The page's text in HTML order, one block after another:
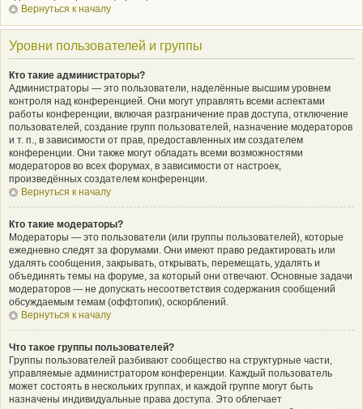
Вернуться к началу
Уровни пользователей и группы
Кто такие администраторы?
Администраторы — это пользователи, наделённые высшим уровнем
контроля над конференцией. Они могут управлять всеми аспектами
работы конференции, включая разграничение прав доступа, отключение
пользователей, создание групп пользователей, назначение модераторов
и т. п., в зависимости от прав, предоставленных им создателем
конференции. Они также могут обладать всеми возможностями
модераторов во всех форумах, в зависимости от настроек,
произведённых создателем конференции.
Вернуться к началу
Кто такие модераторы?
Модераторы — это пользователи (или группы пользователей), которые
ежедневно следят за форумами. Они имеют право редактировать или
удалять сообщения, закрывать, открывать, перемещать, удалять и
объединять темы на форуме, за который они отвечают. Основные задачи
модераторов — не допускать несоответствия содержания сообщений
обсуждаемым темам (оффтопик), оскорблений.
Вернуться к началу
Что такое группы пользователей?
Группы пользователей разбивают сообщество на структурные части,
управляемые администратором конференции. Каждый пользователь
может состоять в нескольких группах, и каждой группе могут быть
назначены индивидуальные права доступа. Это облегчает